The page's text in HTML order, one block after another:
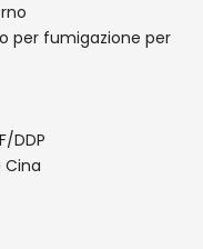
per fumigazione per
DDP